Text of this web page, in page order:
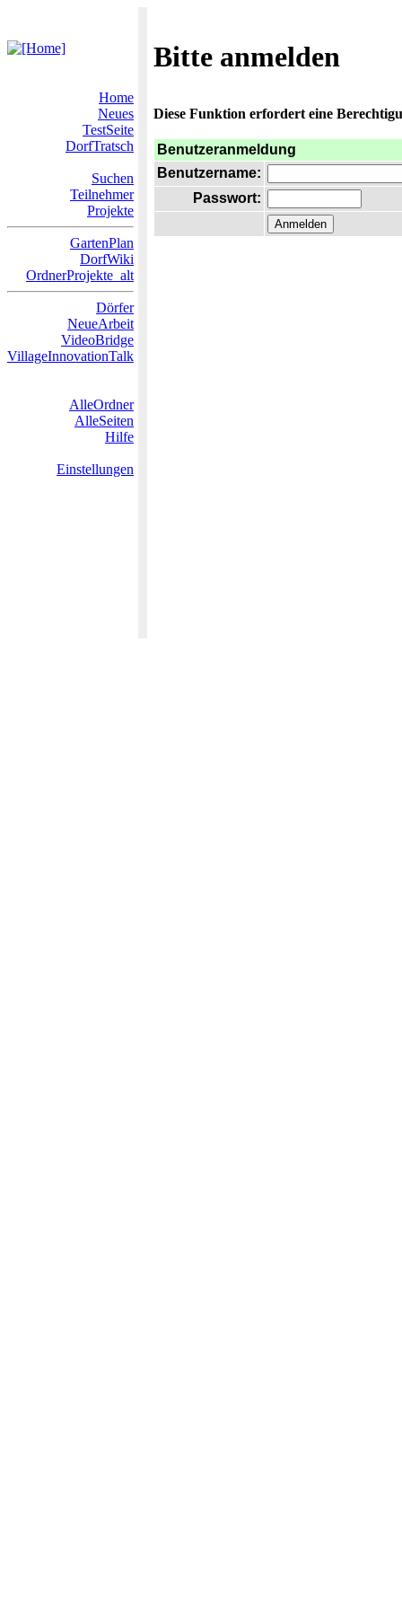
Bitte anmelden
Home
Neues
TestSeite
DorfTratsch
Suchen
Teilnehmer
Projekte
GartenPlan
DorfWiki
OrdnerProjekte_alt
Dörfer
NeueArbeit
VideoBridge
VillageInnovationTalk
AlleOrdner
AlleSeiten
Hilfe
Einstellungen
Diese Funktion erfordert eine
Benutzeranmeldung
Benutzername:
Passwort: